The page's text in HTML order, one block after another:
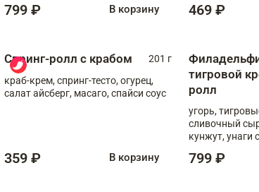
799 ₽ В корзину 469 ₽
Спринг-ролл с крабом
201 г
краб-крем, спринг-тесто, огурец,
салат айсберг, масаго, спайси соус
359 ₽ В корзину
тигровой
ролл
угорь,
сливочный
кунжут, унаги
799 ₽